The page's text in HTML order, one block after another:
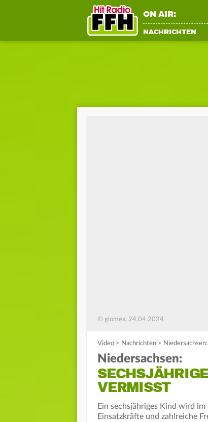
ON AIR:
NACHRICHTEN
© glomex, 24.04.2024
Video > Nachrichten >
Niedersachsen:
VERMISST
Ein sechsjähriges Kind wird
Einsatzkräfte und zahlreiche